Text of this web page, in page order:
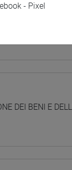
DEI BENI E
- Pixel